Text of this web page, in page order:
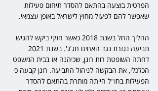
הפרטית בוצעה בהתאם להסדר תיחום פעילות
שאפשר להם לפעול מחוץ לישראל באופן עצמאי.
ההליך החל בשנת 2018 כאשר חזקי ביקש להגיש
דחתה השופטת רות רונן, שכיהנה אז בבית המשפט
הכלכלי, את הבקשה לניהול התביעה. רונן קבעה כי
הפעילות בחו"ל הייתה מותרת בהתאם להסדר